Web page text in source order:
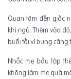
Quan tâm đến giấc
khi ngủ. Thêm vào
buổi tối vì bụng căng
Nhắc mẹ bầu tập
không làm mẹ quá